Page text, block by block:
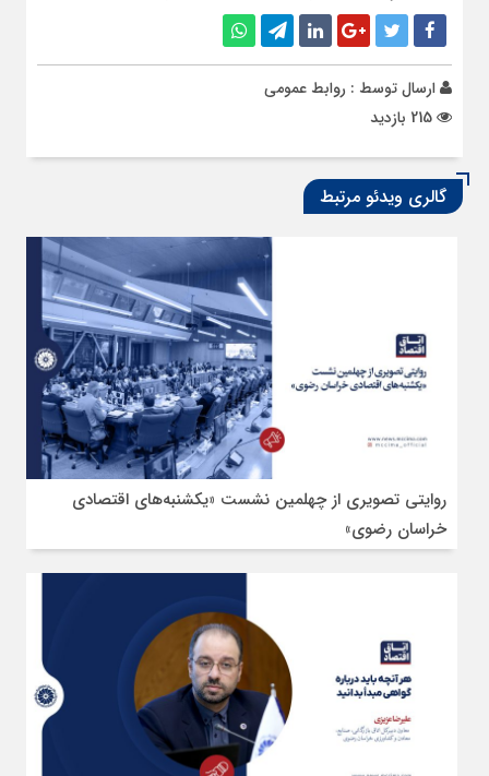
ارسال توسط : روابط عمومی
گالری ویدئو مرتبط
روایتی تصویری از چهلمین نشست «یکشنبه‌های اقتصادی
خراسان رضوی»